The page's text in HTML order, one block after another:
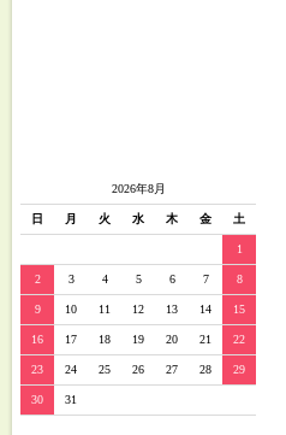
2026年8月
日 月 火 水 木 金 土
1
2 3 4 5 6 7 8
9 10 11 12 13 14 15
16 17 18 19 20 21 22
23 24 25 26 27 28 29
30 31